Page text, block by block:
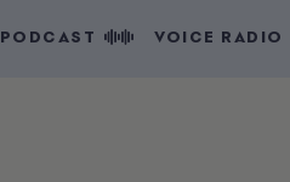
PODCAST VOICE RADIO